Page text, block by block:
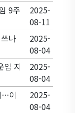
9주
2025-
08-11
나
2025-
08-04
임 지
2025-
08-04
…이
2025-
08-04